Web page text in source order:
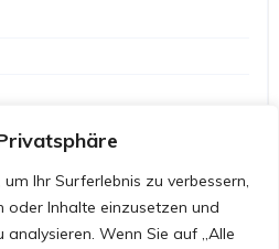
Ihr Surferlebnis zu verbessern,
oder Inhalte einzusetzen und
Wenn Sie auf „Alle